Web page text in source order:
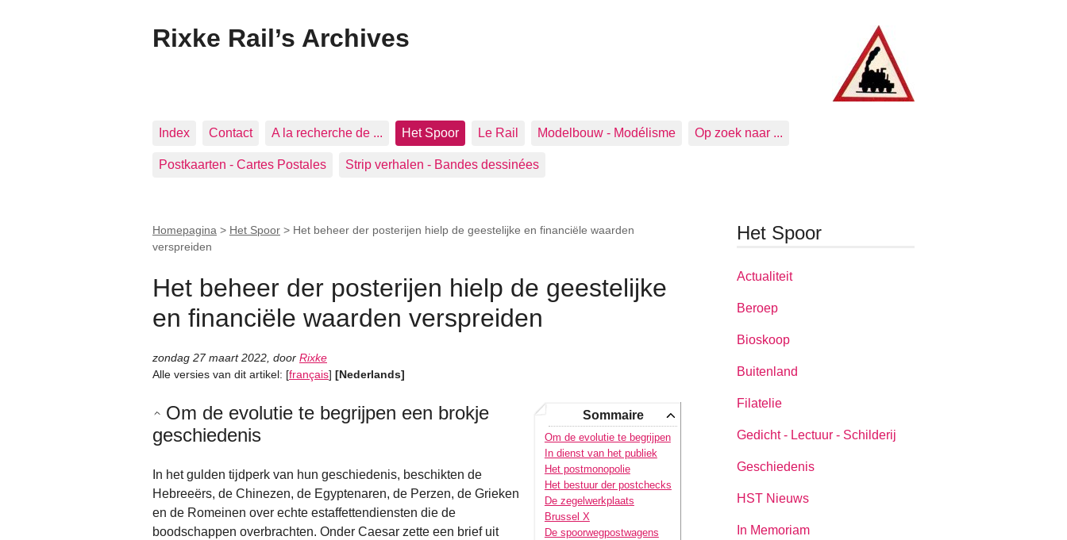
Rixke Rail’s Archives
Index Contact A la recherche de ... Het Spoor Le Rail Modelbouw - Modélisme Op zoek naar ...
Postkaarten - Cartes Postales Strip verhalen - Bandes dessinées
Homepagina > Het Spoor > Het beheer der posterijen hielp de geestelijke en financiële waarden
verspreiden
Het beheer der posterijen hielp de geestelijke
en financiële waarden verspreiden
zondag 27 maart 2022 door Rixke
Alle versies van dit artikel: [français] [Nederlands]
Sommaire
Om de evolutie te begrijpen
In dienst van het publiek
Het postmonopolie
Het bestuur der postchecks
De zegelwerkplaats
Brussel X
De spoorwegpostwagens
Om de evolutie te begrijpen een brokje
geschiedenis
In het gulden tijdperk van hun geschiedenis, beschikten de
Hebreeërs, de Chinezen, de Egyptenaren, de Perzen, de Grieken
en de Romeinen over echte estaffettendiensten die de
boodschappen overbrachten. Onder Caesar zette een brief uit
Het Spoor
Actualiteit
Beroep
Bioskoop
Buitenland
Filatelie
Gedicht - Lectuur - Schilderij
Geschiedenis
HST Nieuws
In Memoriam